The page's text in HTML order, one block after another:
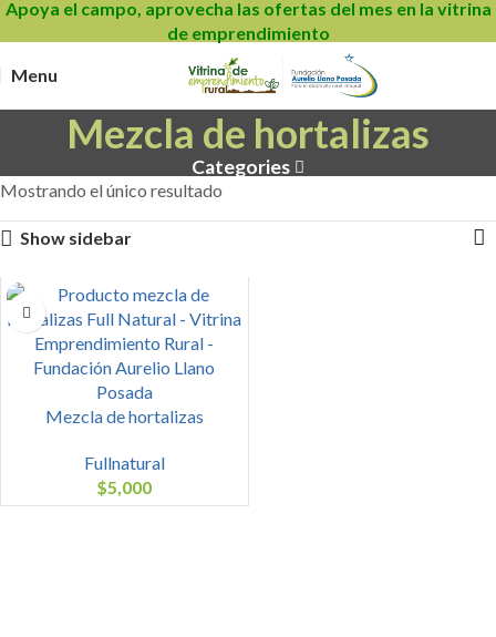
Apoya el campo, aprovecha las ofertas del mes en la vitrina
de emprendimiento
Menu
Mezcla de hortalizas
Categories
Mostrando el único resultado
Show sidebar
Mezcla de hortalizas
Fullnatural
$5,000